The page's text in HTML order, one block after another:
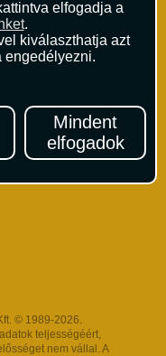
elfogadja a
.
kiválaszthatja azt
engedélyezni.
Mindent
elfogadok
utazási
© 1989-2026.
teljességéért,
nem vállal. A